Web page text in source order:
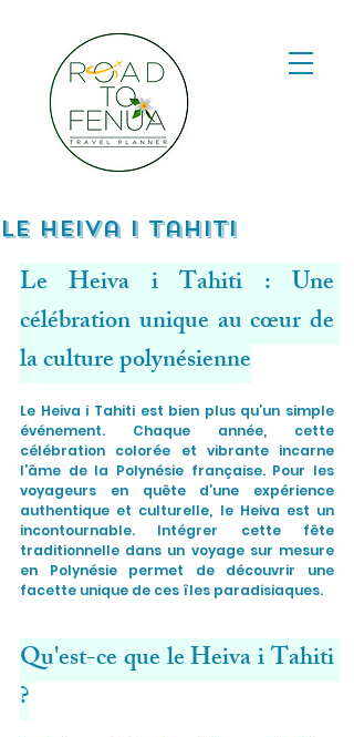
Le Heiva i Tahiti
Le Heiva i Tahiti : Une
célébration unique au cœur de
la culture polynésienne
Le Heiva i Tahiti est bien plus qu’un simple
événement. Chaque année, cette
célébration colorée et vibrante incarne
l’âme de la Polynésie française. Pour les
voyageurs en quête d’une expérience
authentique et culturelle, le Heiva est un
incontournable. Intégrer cette fête
traditionnelle dans un voyage sur mesure
en Polynésie permet de découvrir une
facette unique de ces îles paradisiaques.
Qu'est-ce que le Heiva i Tahiti
?